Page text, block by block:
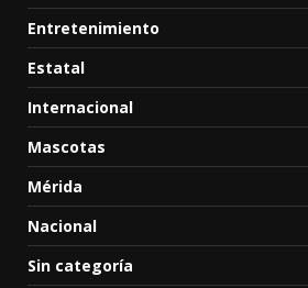
Entretenimiento
Estatal
Internacional
Mascotas
Mérida
Nacional
Sin categoría